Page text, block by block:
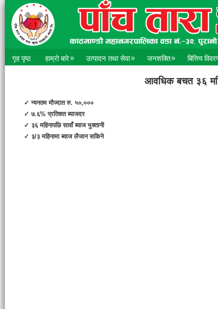
गृह पृष्ठ हाम्रो बारे» उत्पादन तथा सेवा» जनशक्ति» बित्तिय
आवधिक बचत ३६
न्यनतम मौज्दात रु. ५०,०००
७.६% प्रतिशत ब्याजदर
३६ महिनापछि सावाँ ब्याज भुक्तानी
३/३ महिनामा ब्याज लैजान सकिने